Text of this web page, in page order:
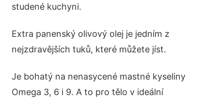
studené kuchyni.
Extra panenský olivový olej je jedním z
nejzdravějších tuků, které můžete jíst.
Je bohatý na nenasycené mastné kyseliny
Omega 3, 6 i 9. A to pro tělo v ideální